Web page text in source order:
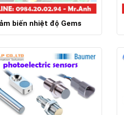
biến nhiệt độ Gems